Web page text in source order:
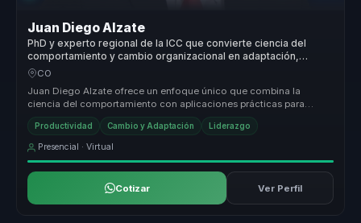
Juan Diego Alzate
PhD y experto regional de la ICC que convierte ciencia del
comportamiento y cambio organizacional en adaptación,
productividad y resiliencia para equipos.
CO
Juan Diego Alzate ofrece un enfoque único que combina la
ciencia del comportamiento con aplicaciones prácticas para
organizaciones, permi...
Productividad Cambio y Adaptación Liderazgo
Presencial · Virtual
Cotizar Ver Perfil